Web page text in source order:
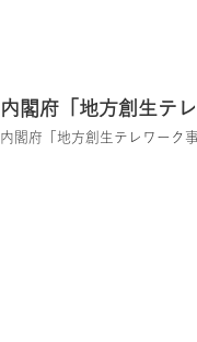
内閣府「地方創生テ
内閣府「地方創生テレワーク